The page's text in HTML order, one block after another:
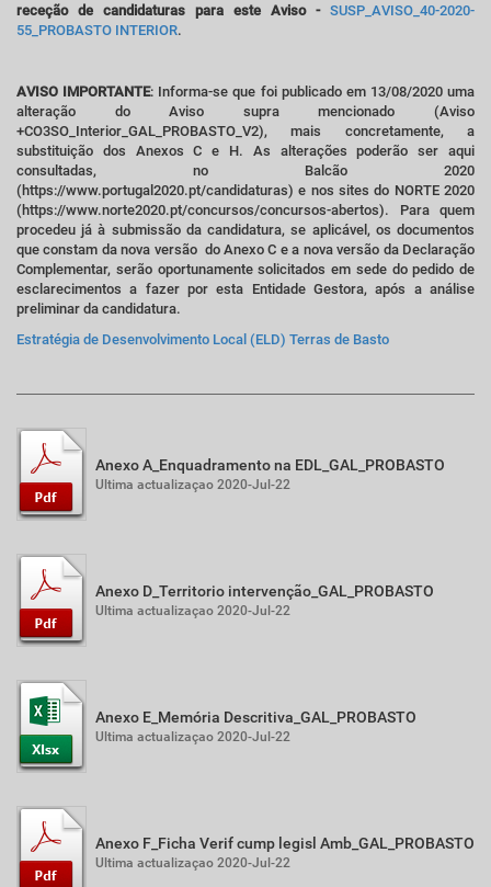
receção de candidaturas para este Aviso - SUSP_AVISO_40-2020-
55_PROBASTO INTERIOR.
AVISO IMPORTANTE: Informa-se que foi publicado em 13/08/2020 uma
alteração do Aviso supra mencionado (Aviso
+CO3SO_Interior_GAL_PROBASTO_V2), mais concretamente, a
substituição dos Anexos C e H. As alterações poderão ser aqui
consultadas, no Balcão 2020
(https://www.portugal2020.pt/candidaturas) e nos sites do NORTE 2020
(https://www.norte2020.pt/concursos/concursos-abertos). Para quem
procedeu já à submissão da candidatura, se aplicável, os documentos
que constam da nova versão do Anexo C e a nova versão da Declaração
Complementar, serão oportunamente solicitados em sede do pedido de
esclarecimentos a fazer por esta Entidade Gestora, após a análise
preliminar da candidatura.
Estratégia de Desenvolvimento Local (ELD) Terras de Basto
Anexo A_Enquadramento na EDL_GAL_PROBASTO
Ultima actualizaçao 2020-Jul-22
Anexo D_Territorio intervenção_GAL_PROBASTO
Ultima actualizaçao 2020-Jul-22
Anexo E_Memória Descritiva_GAL_PROBASTO
Ultima actualizaçao 2020-Jul-22
Anexo F_Ficha Verif cump legisl Amb_GAL_PROBASTO
Ultima actualizaçao 2020-Jul-22